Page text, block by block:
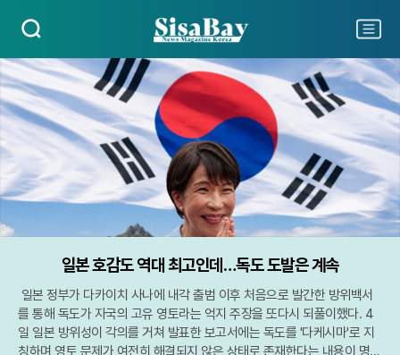
검
주
서
비
스
메
뉴
펼
치
기
일본 호감도 역대 최고인데…독도 도발은 계속
일본 정부가 다카이치 사나에 내각 출범 이후 처음으로 발간한 방위백서
를 통해 독도가 자국의 고유 영토라는 억지 주장을 또다시 되풀이했다. 4
일 일본 방위성이 각의를 거쳐 발표한 보고서에는 독도를 '다케시마'로 지
칭하며 영토 문제가 여전히 해결되지 않은 상태로 존재한다는 내용이 명시